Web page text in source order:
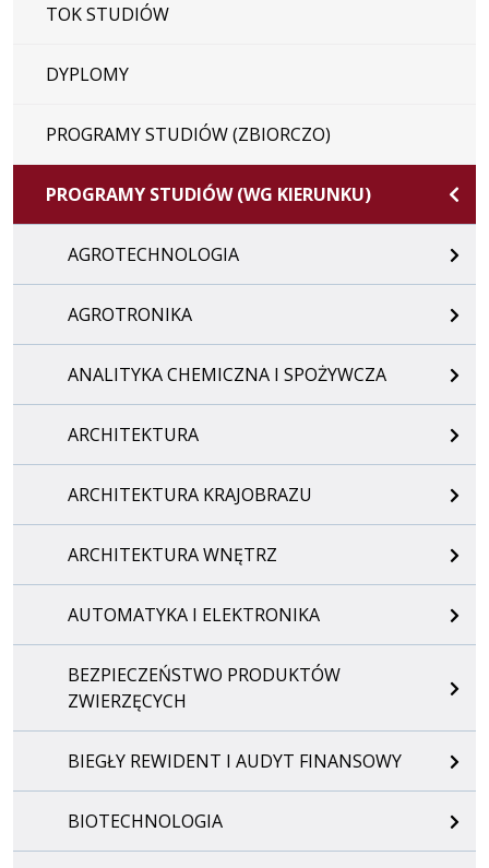
TOK STUDIÓW
DYPLOMY
PROGRAMY STUDIÓW (ZBIORCZO)
PROGRAMY STUDIÓW (WG KIERUNKU)
AGROTECHNOLOGIA
AGROTRONIKA
ANALITYKA CHEMICZNA I SPOŻYWCZA
ARCHITEKTURA
ARCHITEKTURA KRAJOBRAZU
ARCHITEKTURA WNĘTRZ
AUTOMATYKA I ELEKTRONIKA
BEZPIECZEŃSTWO PRODUKTÓW
ZWIERZĘCYCH
BIEGŁY REWIDENT I AUDYT FINANSOWY
BIOTECHNOLOGIA